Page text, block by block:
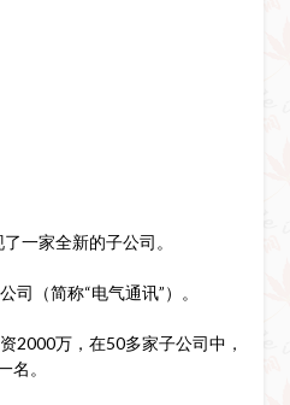
一家全新的子公司。
司（简称“电气通讯”）。
2000万，在50多家子公司中，
名。